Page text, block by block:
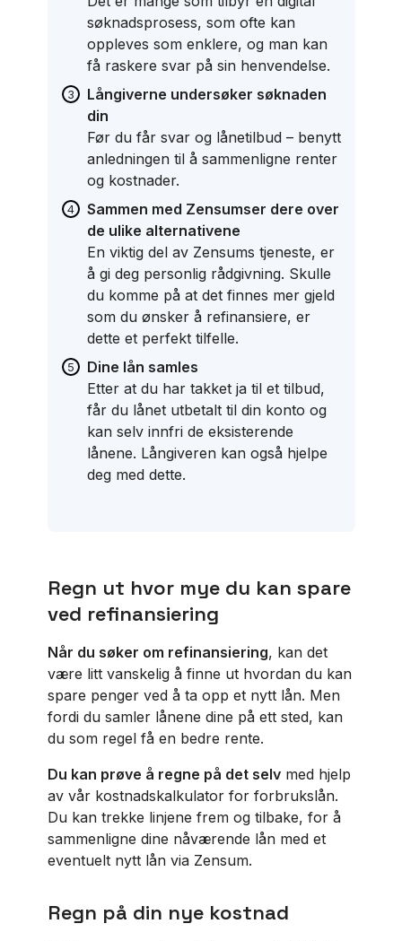
søknadsprosess, som ofte kan
oppleves som enklere, og man kan
få raskere svar på sin henvendelse.
Långiverne undersøker søknaden
din
Før du får svar og lånetilbud – benytt
anledningen til å sammenligne renter
og kostnader.
Sammen med Zensumser dere over
de ulike alternativene
En viktig del av Zensums tjeneste, er
å gi deg personlig rådgivning. Skulle
du komme på at det finnes mer gjeld
som du ønsker å refinansiere, er
dette et perfekt tilfelle.
Dine lån samles
Etter at du har takket ja til et tilbud,
får du lånet utbetalt til din konto og
kan selv innfri de eksisterende
lånene. Långiveren kan også hjelpe
deg med dette.
Regn ut hvor mye du kan spare
ved refinansiering
Når du søker om refinansiering, kan det
være litt vanskelig å finne ut hvordan du kan
spare penger ved å ta opp et nytt lån. Men
fordi du samler lånene dine på ett sted, kan
du som regel få en bedre rente.
Du kan prøve å regne på det selvmed hjelp
av vår kostnadskalkulator for forbrukslån.
Du kan trekke linjene frem og tilbake, for å
sammenligne dine nåværende lån med et
eventuelt nytt lån via Zensum.
Regn på din nye kostnad